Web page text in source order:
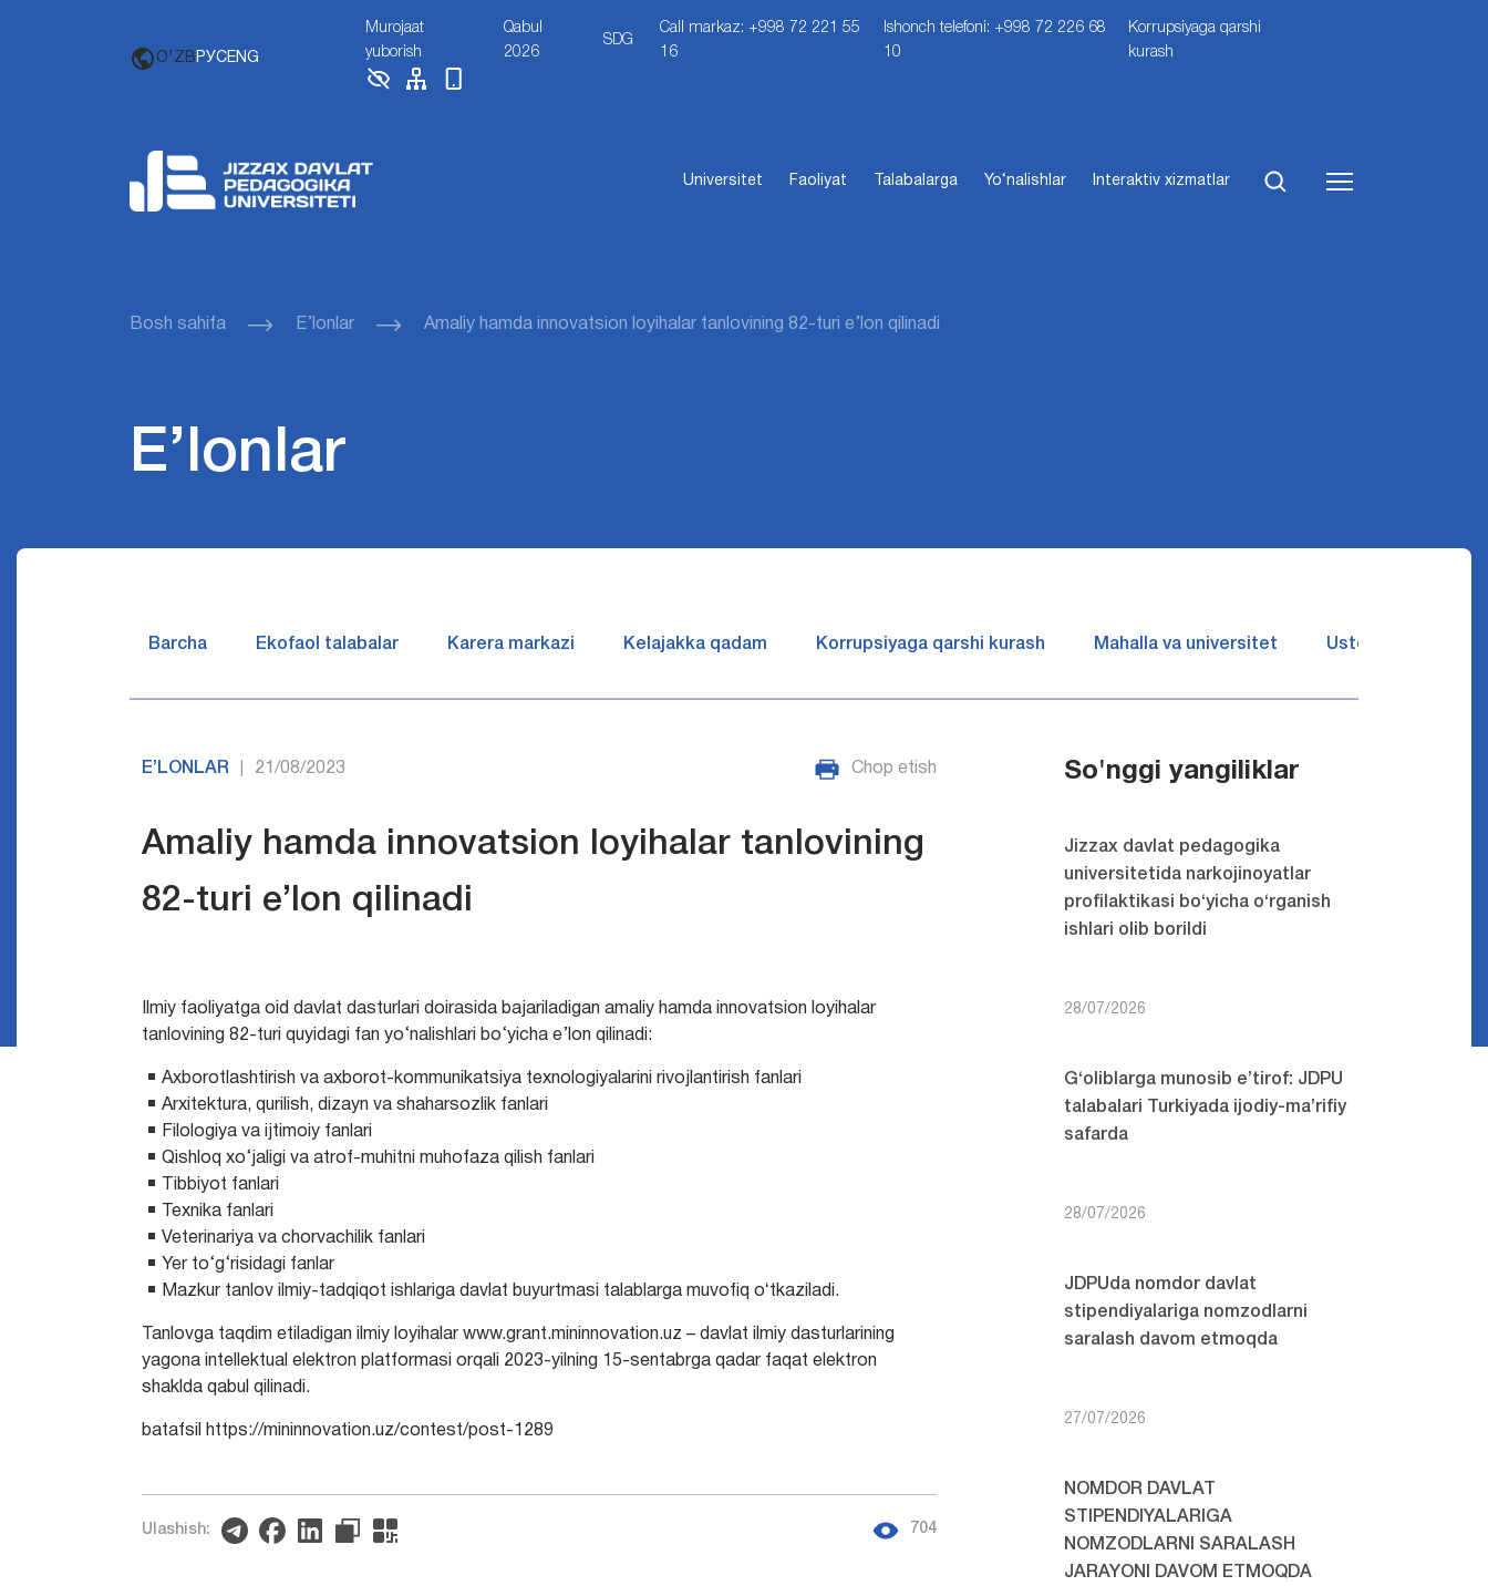
O'ZB РУСENG
Murojaat
yuborish
Qabul
2026
SDG
Call markaz: +998 72 221 55
16
Ishonch telefoni: +998 72 226 68
10
Korrupsiyaga qarshi
kurash
Universitet Faoliyat Talabalarga Yo‘nalishlar Interaktiv xizmatlar
Bosh sahifa E’lonlar Amaliy hamda innovatsion loyihalar tanlovining 82-turi e’lon qilinadi
E’lonlar
Barcha Ekofaol talabalar Karera markazi Kelajakka qadam Korrupsiyaga qarshi kurash Mahalla va universitet Ustozlar suhbatin
E’LONLAR 21/08/2023 Chop etish
Amaliy hamda innovatsion loyihalar tanlovining
82-turi e’lon qilinadi
Ilmiy faoliyatga oid davlat dasturlari doirasida bajariladigan amaliy hamda innovatsion loyihalar
tanlovining 82-turi quyidagi fan yo‘nalishlari bo‘yicha e’lon qilinadi:
Axborotlashtirish va axborot-kommunikatsiya texnologiyalarini rivojlantirish fanlari
Arxitektura, qurilish, dizayn va shaharsozlik fanlari
Filologiya va ijtimoiy fanlari
Qishloq xo‘jaligi va atrof-muhitni muhofaza qilish fanlari
Tibbiyot fanlari
Texnika fanlari
Veterinariya va chorvachilik fanlari
Yer to‘g‘risidagi fanlar
Mazkur tanlov ilmiy-tadqiqot ishlariga davlat buyurtmasi talablarga muvofiq oʻtkaziladi.
Tanlovga taqdim etiladigan ilmiy loyihalar www.grant.mininnovation.uz – davlat ilmiy dasturlarining
yagona intellektual elektron platformasi orqali 2023-yilning 15-sentabrga qadar faqat elektron
shaklda qabul qilinadi.
batafsil https://mininnovation.uz/contest/post-1289
Ulashish: 704
So'nggi yangiliklar
Jizzax davlat pedagogika
universitetida narkojinoyatlar
profilaktikasi bo‘yicha o‘rganish
ishlari olib borildi
28/07/2026
G‘oliblarga munosib e’tirof: JDPU
talabalari Turkiyada ijodiy-ma’rifiy
safarda
28/07/2026
JDPUda nomdor davlat
stipendiyalariga nomzodlarni
saralash davom etmoqda
27/07/2026
NOMDOR DAVLAT
STIPENDIYALARIGA
NOMZODLARNI SARALASH
JARAYONI DAVOM ETMOQDA